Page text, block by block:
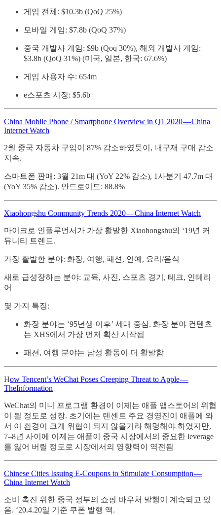
게임 전체: $10.3b (QoQ 25%)
모바일 게임: $7.8b (QoQ 37%)
중국 개발사 게임: $9b (Qoq 30%), 해외 개발사 게임:
$3.8b (QoQ 31%) (미국, 일본, 한국: 67.6%)
게임 사용자 수: 654m
e스포츠 시장: $5.6b
China Mobile Phone / Smartphone Overview in Q1 2020 — China
Internet Watch
2월 중국 자동차 구입이 87% 감소하였듯이, 내구재 구매 감소
지속.
스마트폰 판매: 3월 21m 대 (YoY 22% 감소), 1사분기 47.7m 대
(YoY 35% 감소). 안드로이드: 88.8%
Xiaohongshu Community Trends 2020 — China Internet Watch
마이크로 인플루언서가 가장 활발한 Xiaohongshu의 ‘19년 커
뮤니티 트렌드.
가장 활발한 분야: 화장, 여행, 패션, 연예, 요리/음식
새로 급성장하는 분야: 교육, 사진, 스포츠 경기, 테크, 인테리
어
몇 가지 특징:
화장 분야는 ‘95년생 이후’ 세대 중심. 화장 분야 컨텐츠
는 XHS에서 가장 먼저 확산 시작됨
패션, 여행 분야는 남성 활동이 더 활발함
How Tencent’s WeChat Poses Creeping Threat to Apple —
TheInformation
WeChat의 미니 프로그램 환경이 이제는 애플 앱스토어의 위협
이 될 정도로 성장. 초기에는 텐센트 주요 경영진이 애플에 와
서 이 환경이 크게 위협이 되지 않을거라 해명해야 하였지만,
7–8년 사이에 이제는 애플이 중국 시장에서의 중요한 leverage
를 잃어 버릴 정도로 시장에서의 영향력이 역전됨
Chinese Cities Issuing E-Coupons to Stimulate Consumption —
China Internet Watch
소비 촉진 위한 중국 정부의 쇼핑 바우처 발행이 계속되고 있
음. ‘20.4.20일 기준 쿠폰 발행 액.